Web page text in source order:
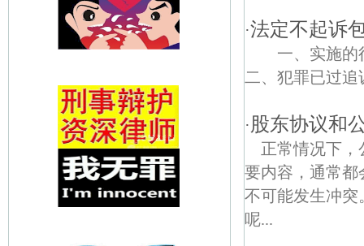
·法定不起诉
一、实施
二、犯罪已过
·股东协议和
正常情况下
要内容，通常都
不可能发生冲突
呢...